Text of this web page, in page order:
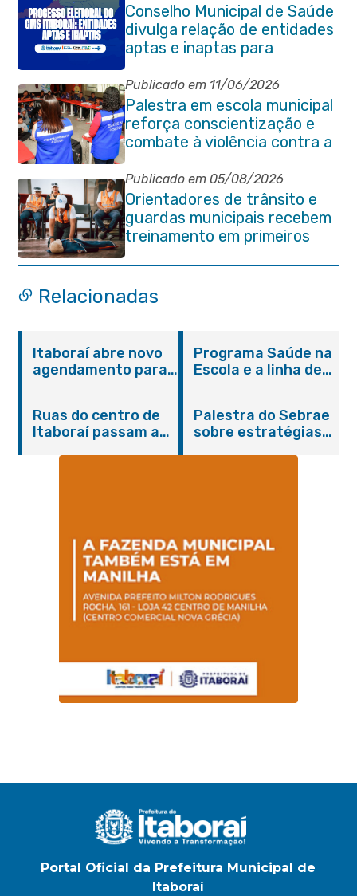
Conselho Municipal de Saúde
divulga relação de entidades
aptas e inaptas para
processo eleitoral do
quadriênio 2026-2030
Publicado em 11/06/2026
Palestra em escola municipal
reforça conscientização e
combate à violência contra a
pessoa idosa em Itaboraí
Publicado em 05/08/2026
Orientadores de trânsito e
guardas municipais recebem
treinamento em primeiros
socorros em Itaboraí
Relacionadas
Itaboraí abre novo
agendamento para
Programa Saúde na
Escola e a linha de
promovem
conscientização
sobre hanseníase
Ruas do centro de
Itaboraí passam a
Palestra do Sebrae
sobre estratégias
Portal Oficial da Prefeitura Municipal de
Itaboraí